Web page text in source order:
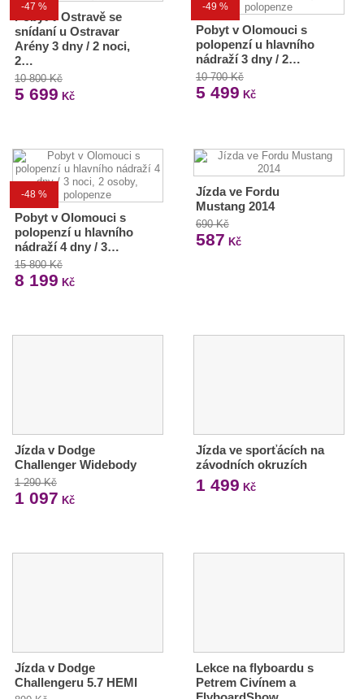
-47 %
Pobyt v Ostravě se
snídaní u Ostravar
Arény 3 dny / 2 noci,
2…
10 800 Kč
5 699 Kč
-49 %
Pobyt v Olomouci s
polopenzí u hlavního
nádraží 3 dny / 2…
10 700 Kč
5 499 Kč
-48 %
Pobyt v Olomouci s
polopenzí u hlavního
nádraží 4 dny / 3…
15 800 Kč
8 199 Kč
Jízda ve Fordu
Mustang 2014
690 Kč
587 Kč
Jízda v Dodge
Challenger Widebody
1 290 Kč
1 097 Kč
Jízda ve sporťácích na
závodních okruzích
1 499 Kč
Jízda v Dodge
Challengeru 5.7 HEMI
Lekce na flyboardu s
Petrem Civínem a